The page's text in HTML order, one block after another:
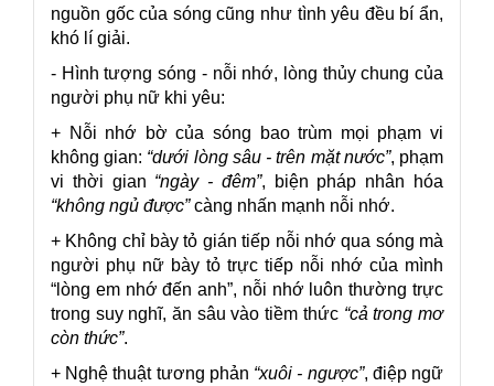
nguồn gốc của sóng cũng như tình yêu đều bí ẩn,
khó lí giải.
- Hình tượng sóng - nỗi nhớ, lòng thủy chung của
người phụ nữ khi yêu:
+ Nỗi nhớ bờ của sóng bao trùm mọi phạm vi
không gian: “dưới lòng sâu - trên mặt nước”, phạm
vi thời gian “ngày - đêm”, biện pháp nhân hóa
“không ngủ được”càng nhấn mạnh nỗi nhớ.
+ Không chỉ bày tỏ gián tiếp nỗi nhớ qua sóng mà
người phụ nữ bày tỏ trực tiếp nỗi nhớ của mình
“lòng em nhớ đến anh”, nỗi nhớ luôn thường trực
trong suy nghĩ, ăn sâu vào tiềm thức “cả trong mơ
còn thức”.
+ Nghệ thuật tương phản “xuôi - ngược”, điệp ngữ